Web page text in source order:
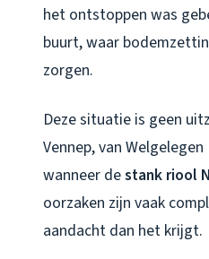
het ontstoppen was
buurt, waar
zorgen.
Deze situatie is geen
Vennep, van
wanneer destank riool
oorzaken zijn vaak
aandacht dan het krijgt.